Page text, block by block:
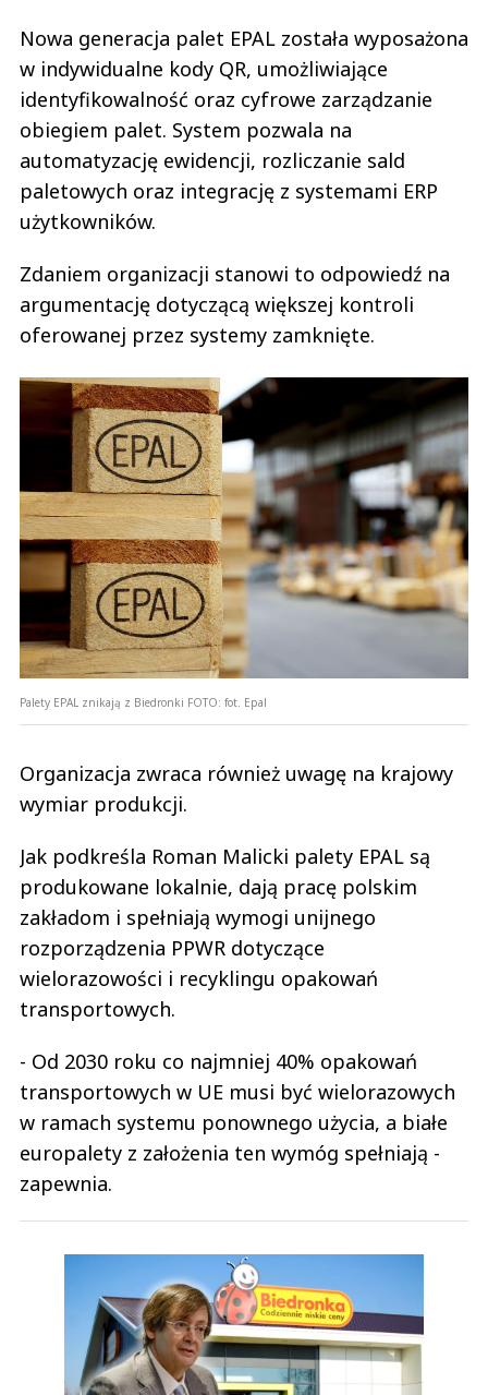
Nowa generacja palet EPAL została wyposażona
w indywidualne kody QR, umożliwiające
identyfikowalność oraz cyfrowe zarządzanie
obiegiem palet. System pozwala na
automatyzację ewidencji, rozliczanie sald
paletowych oraz integrację z systemami ERP
użytkowników.
Zdaniem organizacji stanowi to odpowiedź na
argumentację dotyczącą większej kontroli
oferowanej przez systemy zamknięte.
Palety EPAL znikają z Biedronki FOTO: fot. Epal
Organizacja zwraca również uwagę na krajowy
wymiar produkcji.
Jak podkreśla Roman Malicki palety EPAL są
produkowane lokalnie, dają pracę polskim
zakładom i spełniają wymogi unijnego
rozporządzenia PPWR dotyczące
wielorazowości i recyklingu opakowań
transportowych.
- Od 2030 roku co najmniej 40% opakowań
transportowych w UE musi być wielorazowych
w ramach systemu ponownego użycia, a białe
europalety z założenia ten wymóg spełniają -
zapewnia.